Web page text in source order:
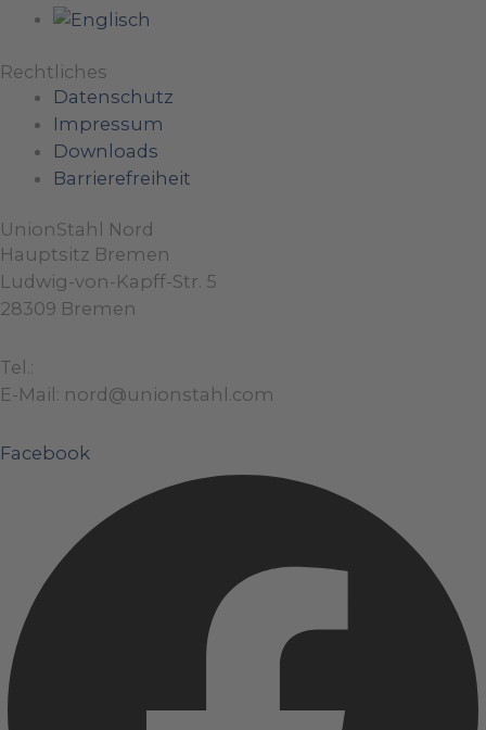
Rechtliches
Datenschutz
Impressum
Downloads
Barrierefreiheit
UnionStahl Nord
Hauptsitz Bremen
Ludwig-von-Kapff-Str. 5
28309 Bremen
Tel.:
E-Mail: nord@unionstahl.com
Facebook